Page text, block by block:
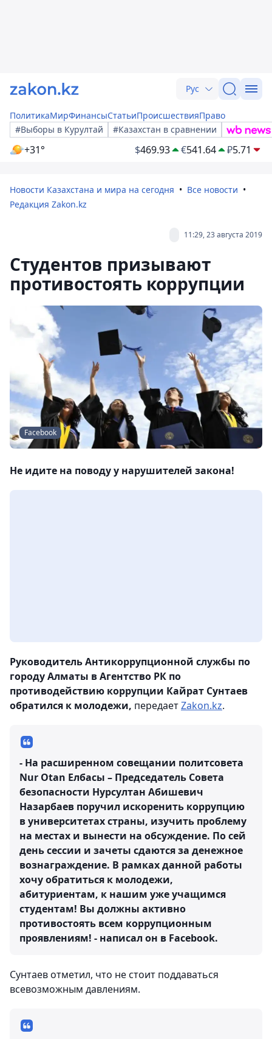
Рус
ПолитикаМирФинансыСтатьиПроисшествияПраво
#Выборы в Курултай
#Казахстан в сравнении
+31° $469.93 €541.64 ₽5.71
Новости Казахстана и мира на сегодня
Все новости
Редакция Zakon.kz
11:29, 23 августа 2019
Студентов призывают
противостоять коррупции
Facebook
Не идите на поводу у нарушителей закона!
Руководитель Антикоррупционной службы по
городу Алматы в Агентство РК по
противодействию коррупции Кайрат Сунтаев
обратился к молодежи, передаетZakon.kz.
- На расширенном совещании политсовета
Nur Otan Елбасы – Председатель Совета
безопасности Нурсултан Абишевич
Назарбаев поручил искоренить коррупцию
в университетах страны, изучить проблему
на местах и вынести на обсуждение. По сей
день сессии и зачеты сдаются за денежное
вознаграждение. В рамках данной работы
хочу обратиться к молодежи,
абитуриентам, к нашим уже учащимся
студентам! Вы должны активно
противостоять всем коррупционным
проявлениям! - написал он в Facebook.
Сунтаев отметил, что не стоит поддаваться
всевозможным давлениям.